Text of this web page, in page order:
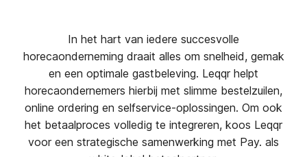
In het hart van iedere succesvolle
horecaonderneming draait alles om snelheid, gemak
en een optimale gastbeleving. Leqqr helpt
horecaondernemers hierbij met slimme bestelzuilen,
online ordering en selfservice-oplossingen. Om ook
het betaalproces volledig te integreren, koos Leqqr
voor een strategische samenwerking met Pay. als